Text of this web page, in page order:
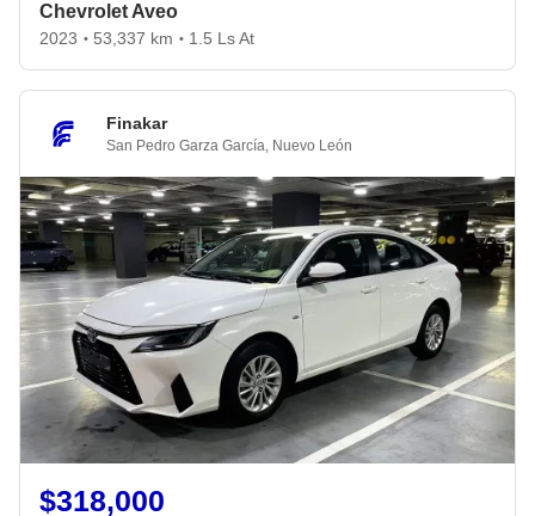
Chevrolet Aveo
2023 • 53,337 km • 1.5 Ls At
Finakar
San Pedro Garza García Nuevo León
$318,000